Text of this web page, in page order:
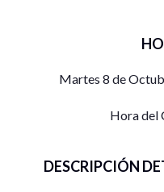
Martes 8 de
Hora del
DESCRIPCIÓN